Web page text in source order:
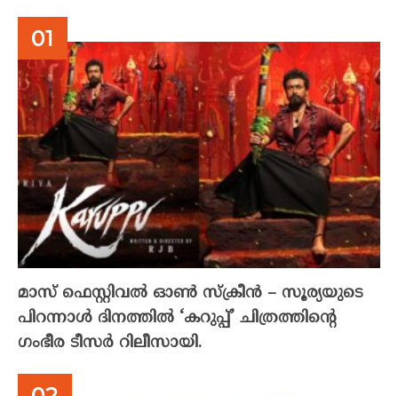
മാസ് ഫെസ്റ്റിവൽ ഓൺ സ്‌ക്രീൻ – സൂര്യയുടെ
പിറന്നാൾ ദിനത്തിൽ ‘കറുപ്പ്’ ചിത്രത്തിന്റെ
ഗംഭീര ടീസർ റിലീസായി.